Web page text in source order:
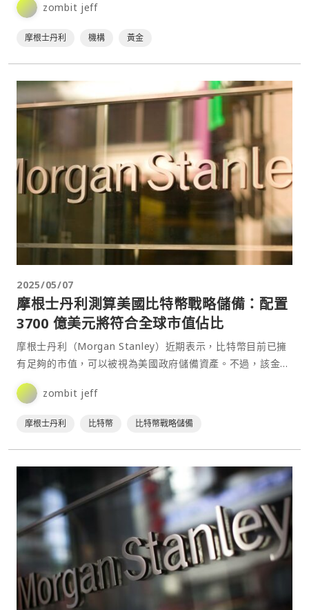
zombit jeff
摩根士丹利 機構 黃金
2025/05/07
摩根士丹利測算美國比特幣戰略儲備：配置
3700 億美元將符合全球市值佔比
摩根士丹利（Morgan Stanley）近期表示，比特幣目前已擁
有足夠的市值，可以被視為美國政府儲備資產。不過，該金融
機構也提醒，比特幣的波動性仍顯著高於其他傳統⋯
zombit jeff
摩根士丹利 比特幣 比特幣戰略儲備